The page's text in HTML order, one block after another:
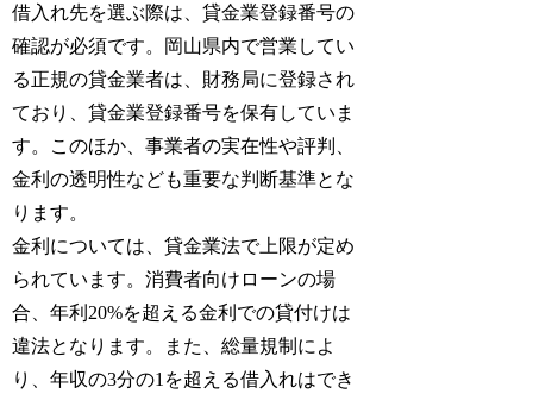
借入れ先を選ぶ際は、貸金業登録番号の
確認が必須です。岡山県内で営業してい
る正規の貸金業者は、財務局に登録され
ており、貸金業登録番号を保有していま
す。このほか、事業者の実在性や評判、
金利の透明性なども重要な判断基準とな
ります。
金利については、貸金業法で上限が定め
られています。消費者向けローンの場
合、年利20%を超える金利での貸付けは
違法となります。また、総量規制によ
り、年収の3分の1を超える借入れはでき